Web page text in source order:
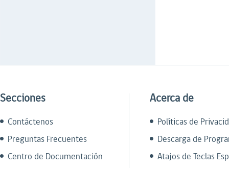
Secciones
Contáctenos
Preguntas Frecuentes
Centro de Documentación
Acerca de
Políticas de
Descarga de
Atajos de Teclas